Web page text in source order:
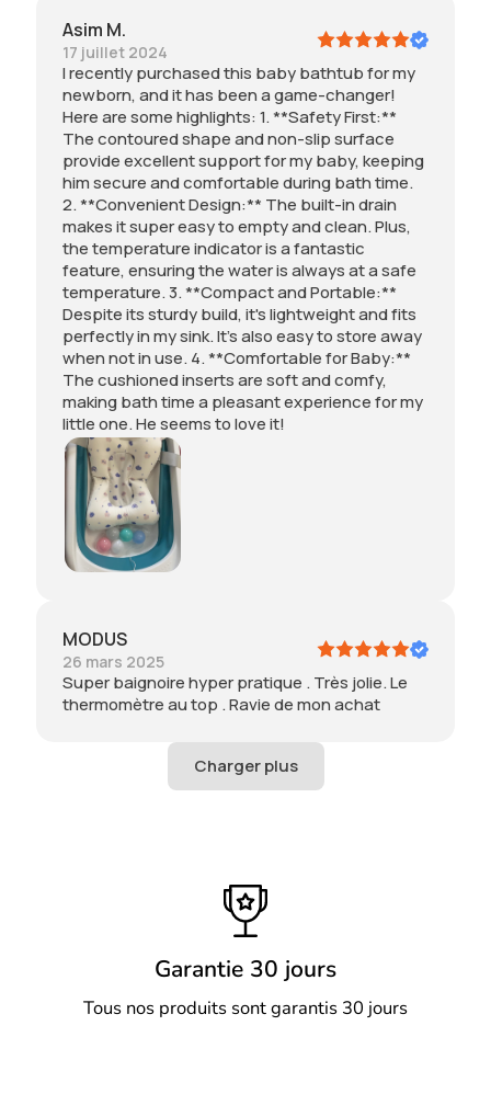
Asim M.
17 juillet 2024
I recently purchased this baby bathtub for my
newborn, and it has been a game-changer!
Here are some highlights: 1. **Safety First:**
The contoured shape and non-slip surface
provide excellent support for my baby, keeping
him secure and comfortable during bath time.
2. **Convenient Design:** The built-in drain
makes it super easy to empty and clean. Plus,
the temperature indicator is a fantastic
feature, ensuring the water is always at a safe
temperature. 3. **Compact and Portable:**
Despite its sturdy build, it's lightweight and fits
perfectly in my sink. It’s also easy to store away
when not in use. 4. **Comfortable for Baby:**
The cushioned inserts are soft and comfy,
making bath time a pleasant experience for my
little one. He seems to love it!
MODUS
26 mars 2025
Super baignoire hyper pratique . Très jolie. Le
thermomètre au top . Ravie de mon achat
Garantie 30 jours
Tous nos produits sont garantis 30 jours